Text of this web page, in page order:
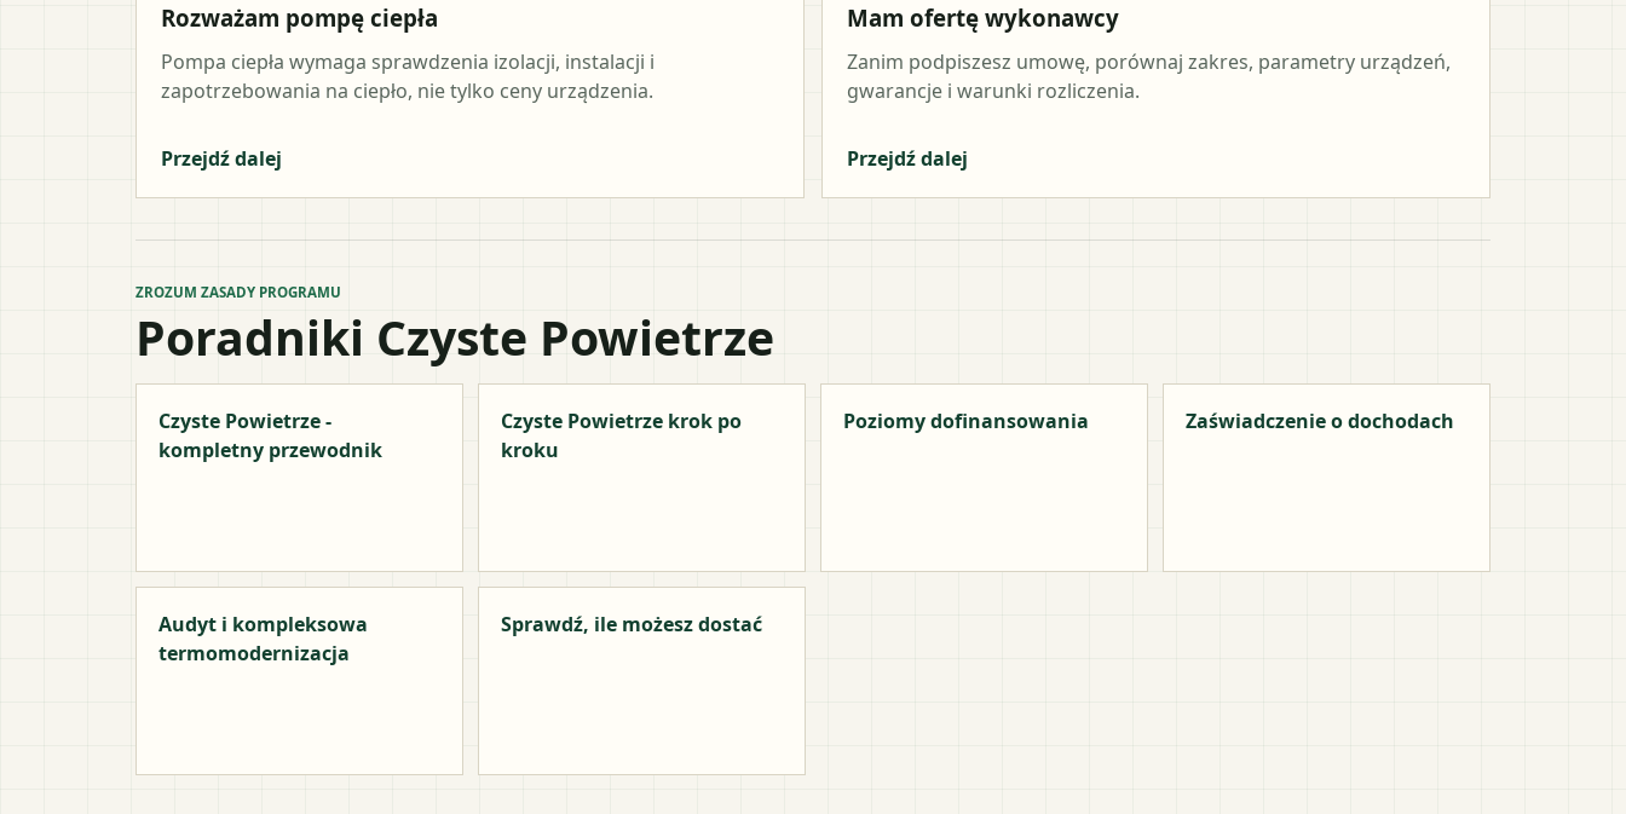
Rozważam pompę ciepła
Pompa ciepła wymaga sprawdzenia izolacji, instalacji i
zapotrzebowania na ciepło, nie tylko ceny urządzenia.
Przejdź dalej
Mam ofertę wykonawcy
Zanim podpiszesz umowę, porównaj zakres, parametry urządzeń,
gwarancje i warunki rozliczenia.
Przejdź dalej
ZROZUM ZASADY PROGRAMU
Poradniki Czyste Powietrze
Czyste Powietrze -
kompletny przewodnik
Czyste Powietrze krok po
kroku
Poziomy dofinansowania Zaświadczenie o dochodach
Audyt i kompleksowa
termomodernizacja
Sprawdź, ile możesz dostać